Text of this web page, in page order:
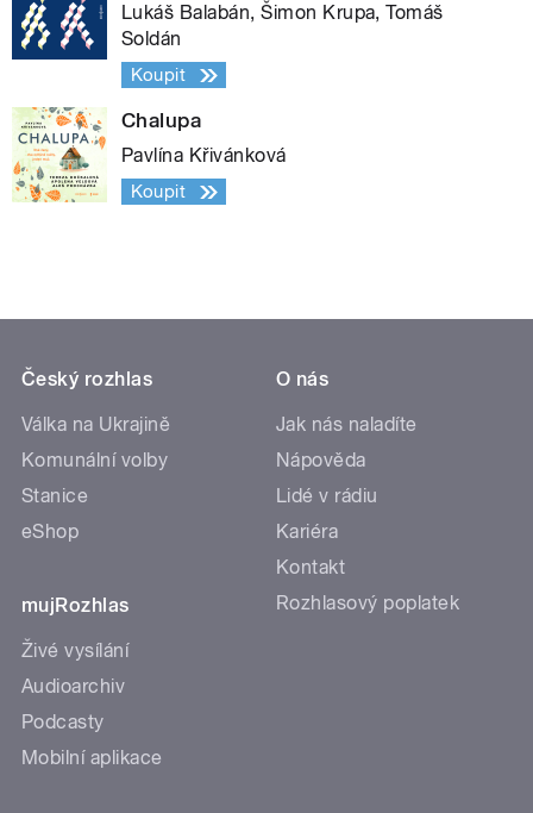
Lukáš Balabán, Šimon Krupa, Tomáš
Soldán
Koupit
Chalupa
Pavlína Křivánková
Koupit
Český rozhlas
Válka na Ukrajině
Komunální volby
Stanice
eShop
mujRozhlas
Živé vysílání
Audioarchiv
Podcasty
Mobilní aplikace
O nás
Jak nás naladíte
Nápověda
Lidé v rádiu
Kariéra
Kontakt
Rozhlasový poplatek